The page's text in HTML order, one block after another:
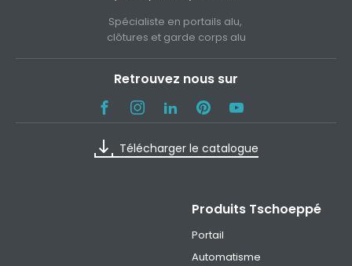
Spécialiste en portails alu,
clôtures et garde corps alu
Retrouvez nous sur
Télécharger le catalogue
Produits Tschoeppé
Portail
Automatisme